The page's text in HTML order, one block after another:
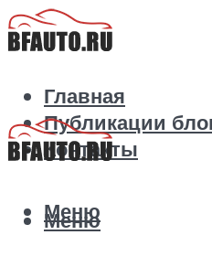
Главная
Публикации
Контакты
Меню
Меню